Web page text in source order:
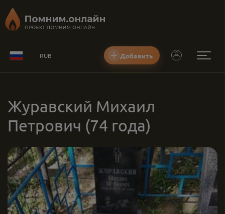
RUB Добавить
Журавский Михаил
Петрович (74 года)